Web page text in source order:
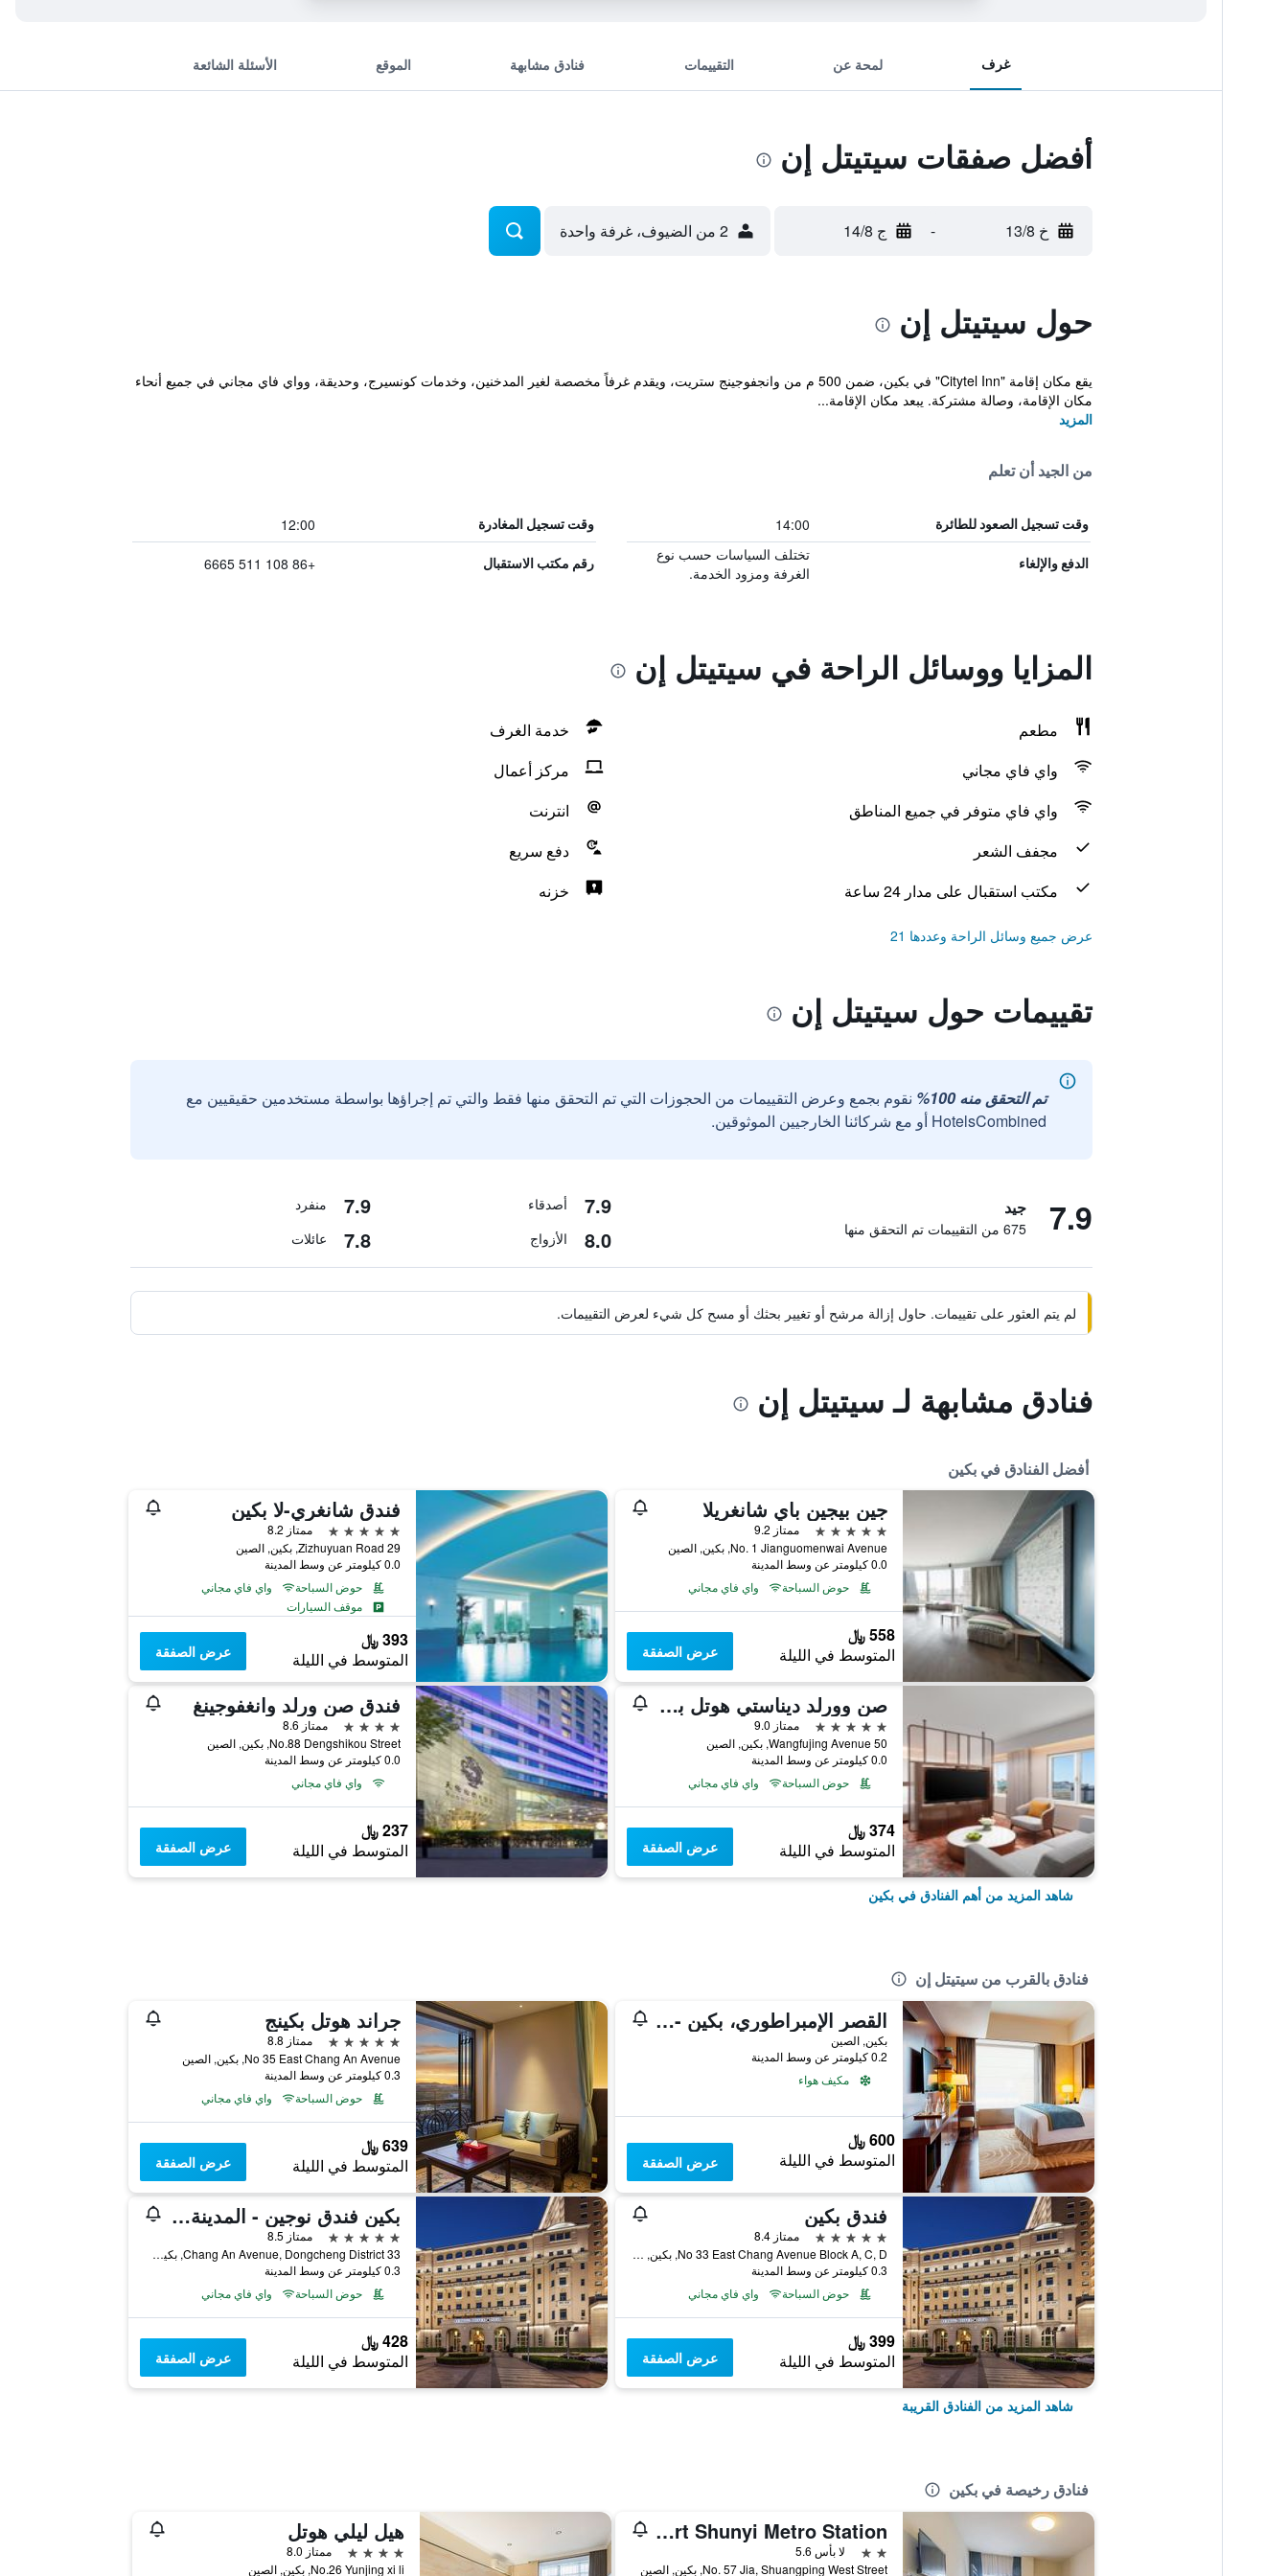
غرف لمحة عن التقييمات فنادق مشابهة الموقع الأسئلة الشائعة
أفضل صفقات سيتيتل إن
خ 13/8 - ج 14/8 2 من الضيوف، غرفة واحدة
حول سيتيتل إن
يقع مكان إقامة "Citytel Inn" في بكين، ضمن 500 م من وانجفوجينج ستريت، ويقدم غرفاً مخصصة لغير المدخنين، وخدمات كونسيرج، وحديقة، وواي فاي مجاني في جميع أنحاء
مكان الإقامة، وصالة مشتركة. يبعد مكان الإقامة...
المزيد
من الجيد أن تعلم
وقت تسجيل الصعود للطائرة 14:00 وقت تسجيل المغادرة 12:00
الدفع والإلغاء
تختلف السياسات حسب نوع
الغرفة ومزود الخدمة.
رقم مكتب الاستقبال +86 108 511 6665
المزايا ووسائل الراحة في سيتيتل إن
مطعم
خدمة الغرف
واي فاي مجاني
مركز أعمال
واي فاي متوفر في جميع المناطق
انترنت
مجفف الشعر
دفع سريع
مكتب استقبال على مدار 24 ساعة
خزنه
عرض جميع وسائل الراحة وعددها 21
تقييمات حول سيتيتل إن
تم التحقق منه 100%
نقوم بجمع وعرض التقييمات من الحجوزات التي تم التحقق منها فقط والتي تم إجراؤها بواسطة مستخدمين حقيقيين مع
HotelsCombined أو مع شركائنا الخارجيين الموثوقين.
7.9 جيد
675 من التقييمات تم التحقق منها
7.9 أصدقاء 7.9 منفرد
8.0 الأزواج 7.8 عائلات
لم يتم العثور على تقييمات. حاول إزالة مرشح أو تغيير بحثك أو مسح كل شيء لعرض التقييمات.
فنادق مشابهة لـ سيتيتل إن
أفضل الفنادق في بكين
جين بيجين باي شانغريلا
5 نجوم
ممتاز 9.2
No. 1 Jianguomenwai Avenue, بكين, الصين
0.0 كيلومتر عن وسط المدينة
حوض السباحة
واي فاي مجاني
558 ﷼
المتوسط في الليلة عرض الصفقة
فندق شانغري-لا بكين
5 نجوم
ممتاز 8.2
29 Zizhuyuan Road, بكين, الصين
0.0 كيلومتر عن وسط المدينة
حوض السباحة
واي فاي مجاني
موقف السيارات
393 ﷼
المتوسط في الليلة عرض الصفقة
صن وورلد ديناستي هوتل بكين وانج فوجينج
5 نجوم
ممتاز 9.0
50 Wangfujing Avenue, بكين, الصين
0.0 كيلومتر عن وسط المدينة
حوض السباحة
واي فاي مجاني
374 ﷼
المتوسط في الليلة عرض الصفقة
فندق صن ورلد وانغفوجينغ
4 نجوم
ممتاز 8.6
No.88 Dengshikou Street, بكين, الصين
0.0 كيلومتر عن وسط المدينة
واي فاي مجاني
237 ﷼
المتوسط في الليلة عرض الصفقة
شاهد المزيد من أهم الفنادق في بكين
فنادق بالقرب من سيتيتل إن
القصر الإمبراطوري، بكين - شقق ماريوت التنفيذية
بكين, الصين
0.2 كيلومتر عن وسط المدينة
مكيف هواء
600 ﷼
المتوسط في الليلة عرض الصفقة
جراند هوتل بكينج
5 نجوم
ممتاز 8.8
No 35 East Chang An Avenue, بكين, الصين
0.3 كيلومتر عن وسط المدينة
حوض السباحة
واي فاي مجاني
639 ﷼
المتوسط في الليلة عرض الصفقة
فندق بكين
5 نجوم
ممتاز 8.4
No 33 East Chang Avenue Block A, C, D, بكين, الصين
0.3 كيلومتر عن وسط المدينة
حوض السباحة
واي فاي مجاني
399 ﷼
المتوسط في الليلة عرض الصفقة
بكين فندق نوجين - المدينة المحرمةوانغ فو جينغ
5 نجوم
ممتاز 8.5
33 Chang An Avenue, Dongcheng District, بكين, الصين
0.3 كيلومتر عن وسط المدينة
حوض السباحة
واي فاي مجاني
428 ﷼
المتوسط في الليلة عرض الصفقة
شاهد المزيد من الفنادق القريبة
فنادق رخيصة في بكين
Jinjiang Inn Beijing Capital Airport Shunyi Metro Station
2 نجمتين
لا بأس 5.6
No. 57 Jia, Shuangping West Street, بكين, الصين
هيل ليلي هوتل
4 نجوم
ممتاز 8.0
No.26 Yunjing xi li, بكين, الصين